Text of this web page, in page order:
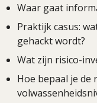
Waar gaat
Praktijk casus:
gehackt wordt?
Wat zijn risico-
Hoe bepaal je de